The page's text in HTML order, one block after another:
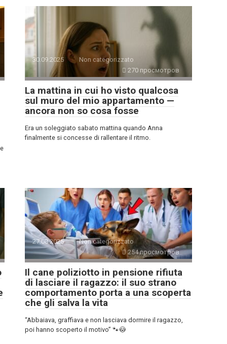
30.09.2025
Non categorizzato
270 просмотров
La mattina in cui ho visto qualcosa
sul muro del mio appartamento —
ancora non so cosa fosse
Era un soleggiato sabato mattina quando Anna
finalmente si concesse di rallentare il ritmo.
27.08.2025
Non categorizzato
254 просмотров
Il cane poliziotto in pensione rifiuta
di lasciare il ragazzo: il suo strano
comportamento porta a una scoperta
che gli salva la vita
“Abbaiava, graffiava e non lasciava dormire il ragazzo,
poi hanno scoperto il motivo” 🐾😳